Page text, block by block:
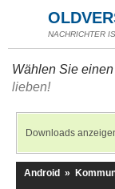
NACHRICHTER
Wählen Sie
lieben!
Downloads
Android »